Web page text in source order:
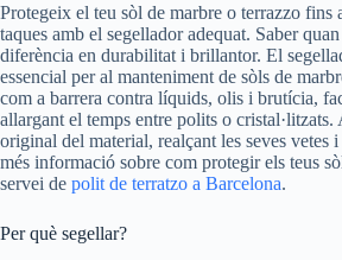
Protegeix el teu sòl de marbre o terrazzo fins
taques amb el segellador adequat. Saber
diferència en durabilitat i brillantor. El
essencial per al manteniment de sòls de
com a barrera contra líquids, olis i brutícia,
allargant el temps entre polits o cristal·litzats.
original del material, realçant les seves vetes
més informació sobre com protegir els teus
servei de polit de terratzo a Barcelona.
Per què segellar?